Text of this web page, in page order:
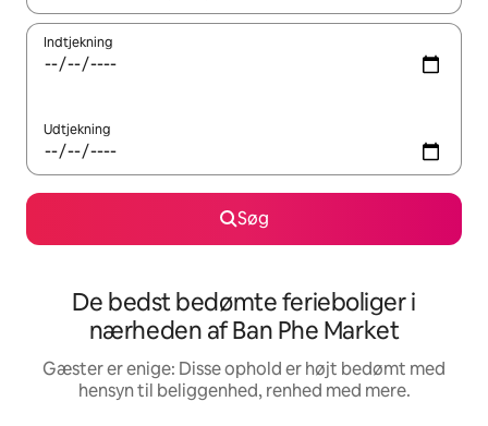
Indtjekning
Udtjekning
Søg
De bedst bedømte ferieboliger i
nærheden af Ban Phe Market
Gæster er enige: Disse ophold er højt bedømt med
hensyn til beliggenhed, renhed med mere.